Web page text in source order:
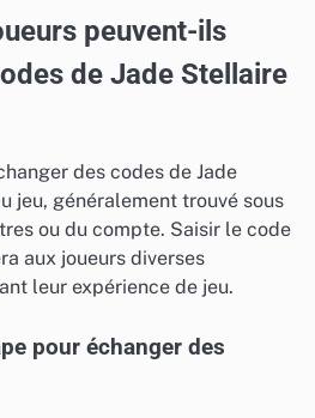
peuvent-ils
de Jade Stellaire
des codes de Jade
jeu, généralement trouvé sous
ou du compte. Saisir le code
aux joueurs diverses
leur expérience de jeu.
pour échanger des